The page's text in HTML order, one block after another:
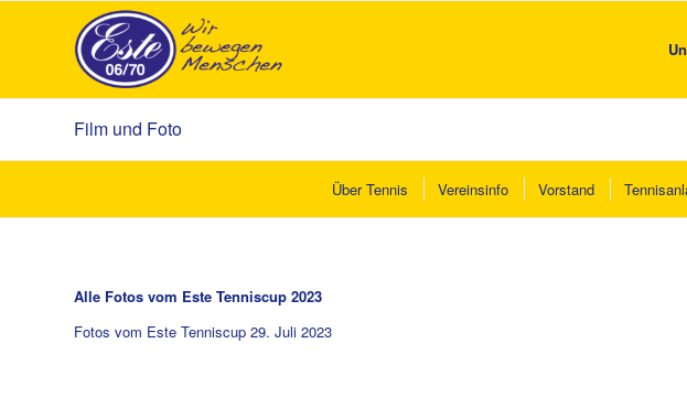
Film und Foto
Über Tennis Vereinsinfo Vorstand
Alle Fotos vom Este Tenniscup 2023
Fotos vom Este Tenniscup 29. Juli 2023